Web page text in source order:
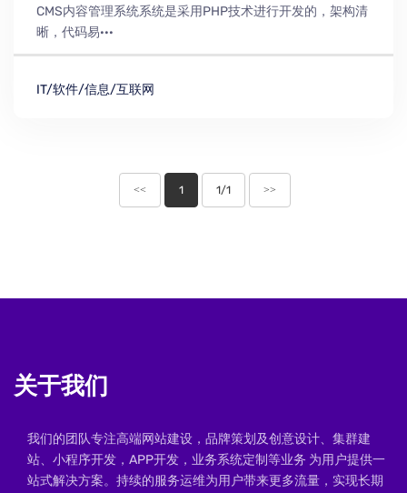
CMS内容管理系统系统是采用PHP技术进行开发的，架构清
晰，代码易···
IT/软件/信息/互联网
<< 1 1/1 >>
关于我们
我们的团队专注高端网站建设，品牌策划及创意设计、集群建
站、小程序开发，APP开发，业务系统定制等业务 为用户提供一
站式解决方案。持续的服务运维为用户带来更多流量，实现长期